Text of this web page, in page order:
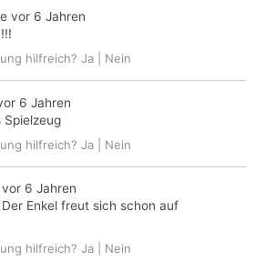
vor 6 Jahren
hilfreich? Ja Nein
6 Jahren
hilfreich? Ja Nein
vor 6 Jahren
Enkel freut sich schon auf
hilfreich? Ja Nein